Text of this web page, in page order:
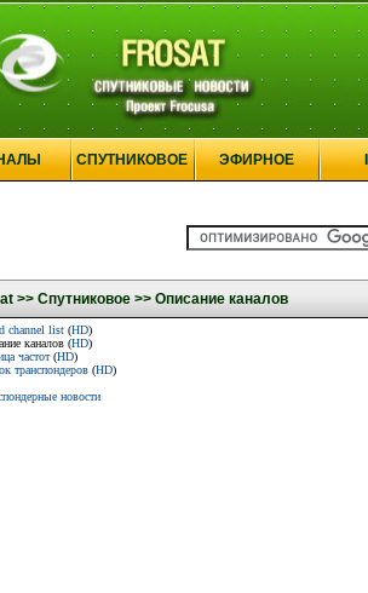
СПУТНИКОВОЕ ЭФИРНОЕ
>> Спутниковое >> Описание каналов
channel list (HD)
каналов (HD)
частот(HD)
транспондеров (HD)
новости